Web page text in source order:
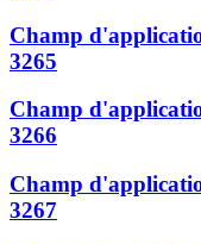
Champ
3265
Champ
3266
Champ
3267